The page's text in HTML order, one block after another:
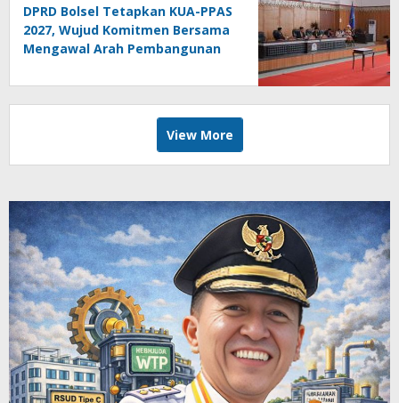
DPRD Bolsel Tetapkan KUA-PPAS
2027, Wujud Komitmen Bersama
Mengawal Arah Pembangunan
View More